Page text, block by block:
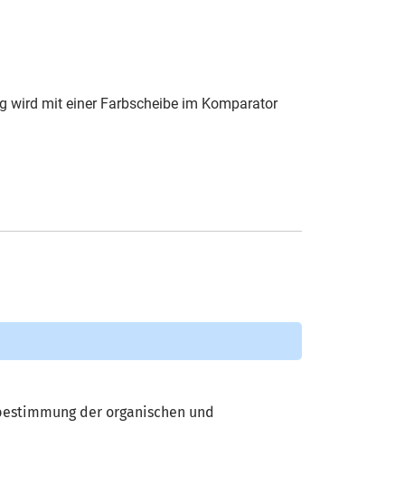
wird mit einer Farbscheibe im Kompa­rator
der organischen und